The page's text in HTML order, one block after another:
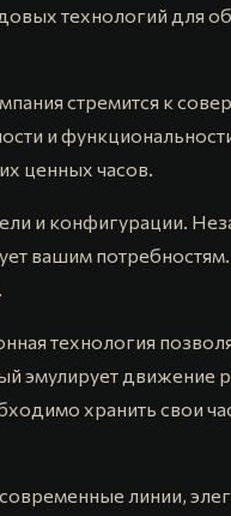
технологий для
стремится к
и
ценных часов.
и конфигурации.
вашим
технология
эмулирует движение
хранить свои
линии,